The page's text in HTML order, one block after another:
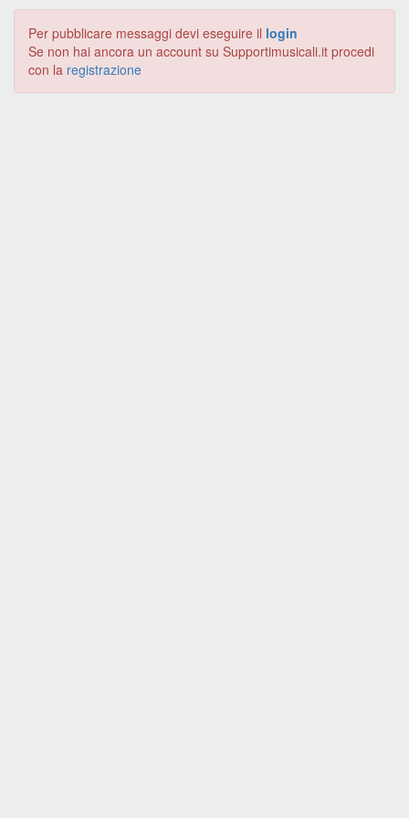
Per pubblicare messaggi devi eseguire il login
Se non hai ancora un account su Supportimusicali.it procedi
con la registrazione